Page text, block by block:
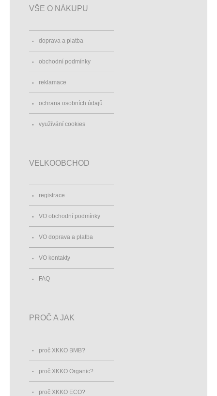
VŠE O NÁKUPU
doprava a platba
obchodní podmínky
reklamace
ochrana osobních údajů
využívání cookies
VELKOOBCHOD
registrace
VO obchodní podmínky
VO doprava a platba
VO kontakty
FAQ
PROČ A JAK
proč XKKO BMB?
proč XKKO Organic?
proč XKKO ECO?